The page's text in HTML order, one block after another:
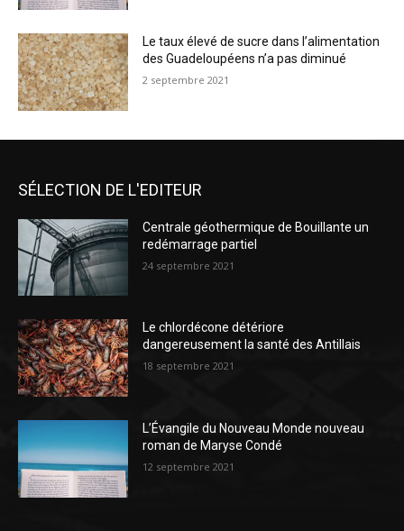
Le taux élevé de sucre dans l’alimentation
des Guadeloupéens n’a pas diminué
2 septembre 2021
SÉLECTION DE L'EDITEUR
Centrale géothermique de Bouillante un
redémarrage partiel
24 septembre 2021
Le chlordécone détériore
dangereusement la santé des Antillais
18 septembre 2021
L’Évangile du Nouveau Monde nouveau
roman de Maryse Condé
12 septembre 2021